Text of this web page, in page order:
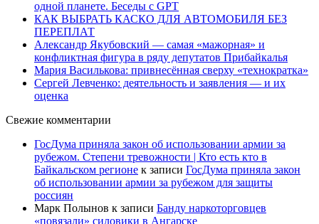
одной планете. Беседы с GPT
КАК ВЫБРАТЬ КАСКО ДЛЯ АВТОМОБИЛЯ БЕЗ
ПЕРЕПЛАТ
Александр Якубовский — самая «мажорная» и
конфликтная фигура в ряду депутатов Прибайкалья
Мария Василькова: привнесённая сверху «технократка»
Сергей Левченко: деятельность и заявления — и их
оценка
Свежие комментарии
ГосДума приняла закон об использовании армии за
рубежом. Степени тревожности | Кто есть кто в
Байкальском регионе к записи ГосДума приняла закон
об использовании армии за рубежом для защиты
россиян
Марк Полынов к записи Банду наркоторговцев
«повязали» силовики в Ангарске